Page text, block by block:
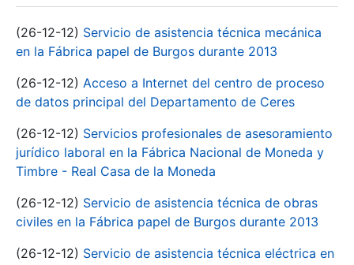
(26-12-12) Servicio de asistencia técnica mecánica
en la Fábrica papel de Burgos durante 2013
(26-12-12) Acceso a Internet del centro de proceso
de datos principal del Departamento de Ceres
(26-12-12) Servicios profesionales de asesoramiento
jurídico laboral en la Fábrica Nacional de Moneda y
Timbre - Real Casa de la Moneda
(26-12-12) Servicio de asistencia técnica de obras
civiles en la Fábrica papel de Burgos durante 2013
(26-12-12) Servicio de asistencia técnica eléctrica en